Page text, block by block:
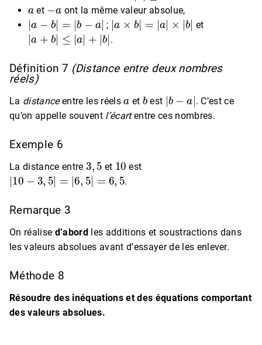
a
et
−a
ont la même valeur absolue,
|a −b |=| b−a|
;
|a ×b|=| a|×|b|
et
|a |≤ a| +| b
.
Définition 7 (Distance entre deux nombres
réels)
La distanceentre les réels et
b
est
|b
. C’est ce
qu’on appelle souvent l’écartentre ces nombres.
Exemple 6
La distance entre
3 5
et
10
est
|10−3,5|=| 6,5|= 6, 5
.
Remarque 3
On réalise d’abordles additions et soustractions dans
les valeurs absolues avant d’essayer de les enlever.
Méthode 8
Résoudre des inéquations et des équations comportant
des valeurs absolues.